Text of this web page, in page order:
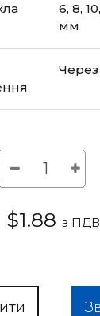
6, 8,
мм
Через
$1.88 з ПДВ